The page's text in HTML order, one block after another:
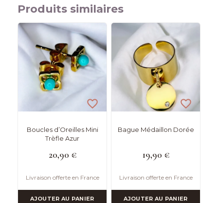
Produits similaires
Boucles d’Oreilles Mini
Trèfle Azur
20,90 €
Livraison offerte en France
AJOUTER AU PANIER
Bague Médaillon Dorée
19,90 €
Livraison offerte en France
AJOUTER AU PANIER